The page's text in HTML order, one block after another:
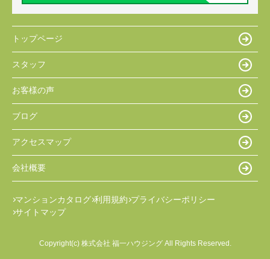
トップページ
スタッフ
お客様の声
ブログ
アクセスマップ
会社概要
マンションカタログ 利用規約 プライバシーポリシー
サイトマップ
Copyright(c) 株式会社 福一ハウジング All Rights Reserved.